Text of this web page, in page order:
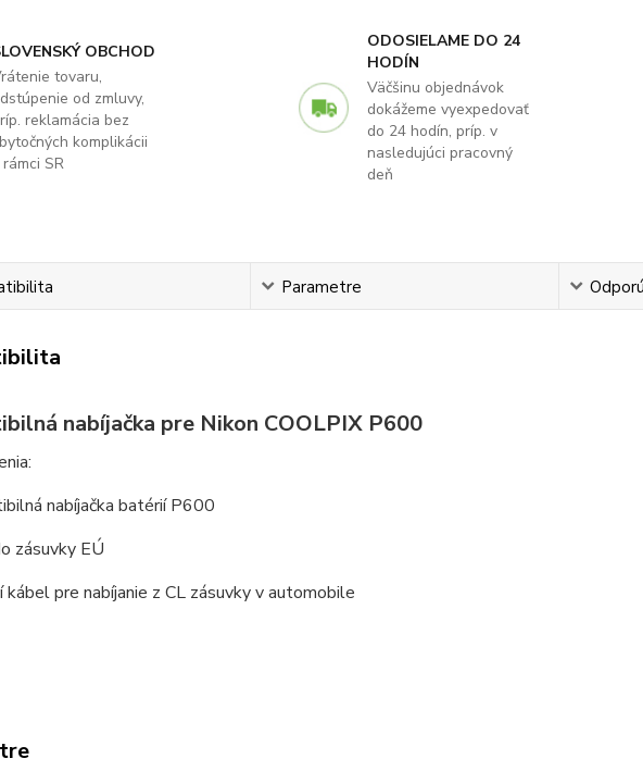
OBCHOD
tovaru,
od zmluvy,
reklamácia bez
komplikácii
SR
ODOSIELAME DO 24
HODÍN
Väčšinu objednávok
dokážeme vyexpedovať
do 24 hodín, príp. v
nasledujúci pracovný
deň
Parametre
nabíjačka pre Nikon COOLPIX P600
nabíjačka batérií P600
zásuvky EÚ
kábel pre nabíjanie z CL zásuvky v automobile